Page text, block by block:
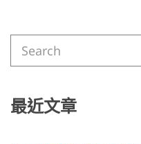
a
v
for:
最近文章